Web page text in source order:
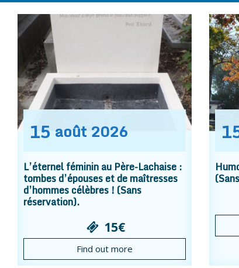
15 août 2026
L’éternel féminin au Père-Lachaise :
tombes d’épouses et de maîtresses
d’hommes célèbres ! (Sans
réservation).
15€
Find out more